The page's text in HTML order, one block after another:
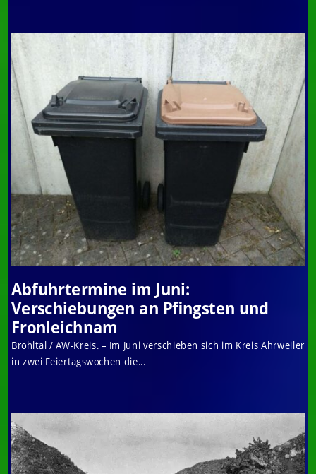
Abfuhrtermine im Juni:
Verschiebungen an Pfingsten und
Fronleichnam
Brohltal / AW-Kreis. – Im Juni verschieben sich im Kreis Ahrweiler
in zwei Feiertagswochen die...